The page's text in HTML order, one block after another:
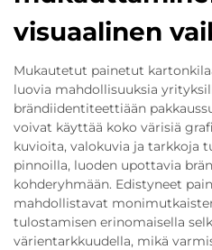
visuaalinen
Mukautetut painetut
luovia mahdollisuuksia
brändiidentiteettiään
voivat käyttää koko värisiä
kuvioita, valokuvia ja tarkkoja
pinnoilla, luoden upottavia
kohderyhmään. Edistyneet
mahdollistavat
tulostamisen erinomaisella
värientarkkuudella, mikä